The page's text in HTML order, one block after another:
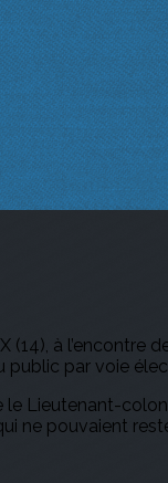
à l’encontre
public par voie
le Lieutenant-
ne pouvaient